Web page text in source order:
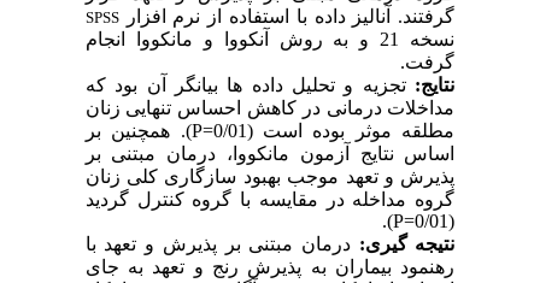
گرفتند. آنالیز داده با استفاده از نرم افزارSPSS
نسخه 21 و به روش آنکووا و مانکووا انجام
گرفت.
نتایج: تجزیه و تحلیل داده ها بیانگر آن بود که
مداخلات درمانی در کاهش احساس تنهایی زنان
مطلقه موثر بوده است (0/01=
P). همچنین بر
اساس نتایج آزمون مانکووا، درمان مبتنی بر
پذیرش و تعهد موجب بهبود سازگاری کلی زنان
گروه مداخله در مقایسه با گروه کنترل گردید
(0/01=
P
).
نتیجه­ گیری: درمان مبتنی بر پذیرش و تعهد با
رهنمود بیماران به پذیرش رنج و تعهد به جای